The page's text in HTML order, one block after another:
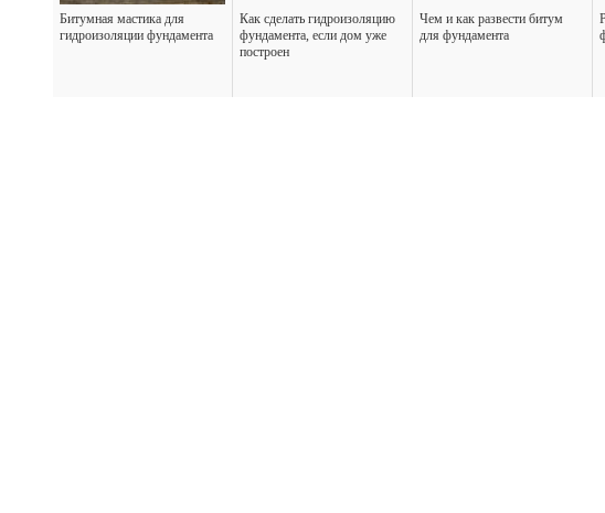
Битумная мастика для
гидроизоляции фундамента
Как сделать гидроизоляцию
фундамента, если дом уже
построен
Чем и как развести битум
для фундамента